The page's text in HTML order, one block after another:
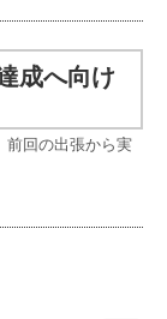
成へ向け
前回の出張から実